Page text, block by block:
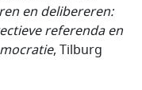
en delibereren:
referenda en
, Tilburg